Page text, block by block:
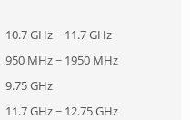
10.7 GHz ~ 11.7 GHz
950 MHz ~ 1950 MHz
9.75 GHz
11.7 GHz ~ 12.75 GHz